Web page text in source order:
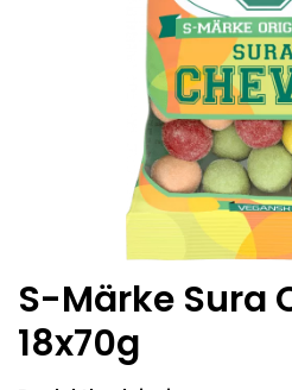
S-Märke Sura
18x70g